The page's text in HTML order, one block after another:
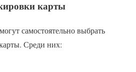
карты
самостоятельно выбрать
Среди них: